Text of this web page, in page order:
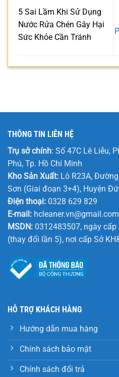
5 Sai Lầm Khi Sử Dụng
Nước Rửa Chén Gây Hại
Sức Khỏe Cần Tránh
THÔNG TIN LIÊN HỆ
Trụ sở chính: Số 47C Lê Liễu,
Phú, Tp. Hồ Chí Minh
Kho Sản Xuất: Lô R23A,
Sơn (Giai đoạn 3+4), Huyện
Điện thoại: 0328 629 829
E-mail: hcleaner.vn@gmail.com
MSDN: 0312483507, ngày
(thay đổi lần 5), nơi cấp Sở
HỖ TRỢ KHÁCH HÀNG
Hướng dẫn mua hàng
Chính sách bảo mật
Chính sách đổi trả